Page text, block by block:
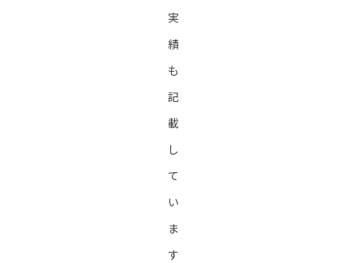
実
績
も
記
載
し
て
い
ま
す